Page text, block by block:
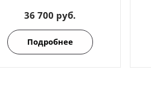
36 700 руб.
Подробнее